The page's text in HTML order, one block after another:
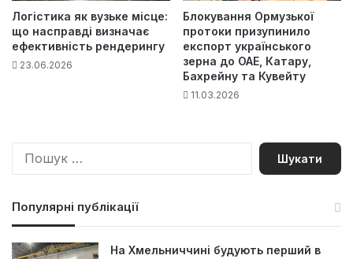
Логістика як вузьке місце:
що насправді визначає
ефективність рендерингу
23.06.2026
Блокування Ормузької
протоки призупинило
експорт українського
зерна до ОАЕ, Катару,
Бахрейну та Кувейту
11.03.2026
П
Популярні публікації
На Хмельниччині будують перший в